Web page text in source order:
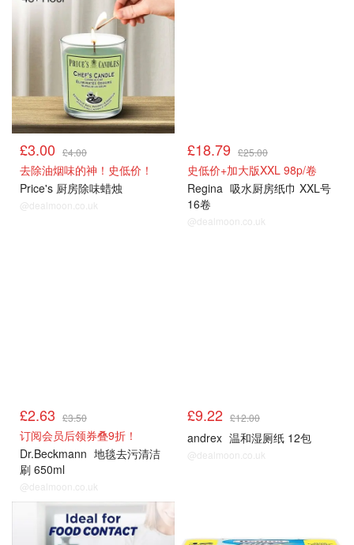
£3.00 £4.00
去除油烟味的神！史低价！
Price's 厨房除味蜡烛
@dealmoon.co.uk
£18.79 £25.00
史低价+加大版XXL 98p/卷
Regina 吸水厨房纸巾 XXL号
16卷
@dealmoon.co.uk
£2.63 £3.50
订阅会员后领券叠9折！
Dr.Beckmann 地毯去污清洁
刷 650ml
@dealmoon.co.uk
£9.22 £12.00
andrex 温和湿厕纸 12包
@dealmoon.co.uk